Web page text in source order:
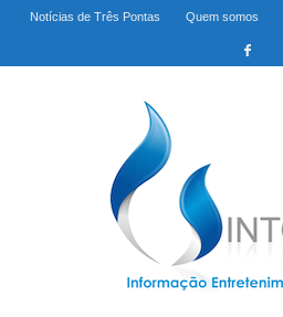
Notícias de Três Pontas Quem somos